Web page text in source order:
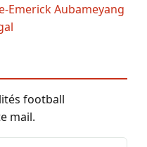
Emerick Aubameyang
football
mail.